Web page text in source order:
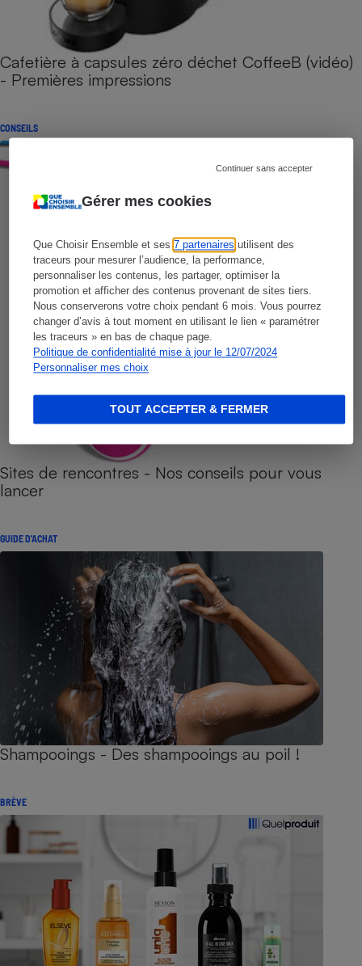
Gérer mes cookies
Que Choisir Ensemble et ses7 partenaires utilisent des
traceurs pour mesurer l’audience, la performance,
personnaliser les contenus, les partager, optimiser la
promotion et afficher des contenus provenant de sites tiers.
Nous conserverons votre choix pendant 6 mois. Vous pourrez
changer d’avis à tout moment en utilisant le lien « paramétrer
les traceurs » en bas de chaque page.
Politique de confidentialité mise à jour le 12/07/2024
Personnaliser mes choix
Continuer sans accepter
TOUT ACCEPTER & FERMER
Cafetière à capsules zéro déchet CoffeeB (vidéo)
- Premières impressions
CONSEILS
Sites de rencontres - Nos conseils pour vous
lancer
GUIDE D'ACHAT
Shampooings - Des shampooings au poil !
BRÈVE